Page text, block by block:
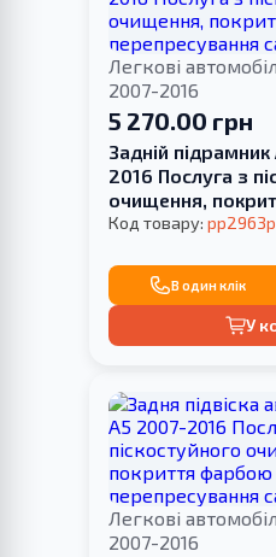
Легкові
2007-2016
5 270.00 грн
Задній
2016 Послуга з
очищення,
перепресування
Код товару:
В один клік
У
Легкові
2007-2016